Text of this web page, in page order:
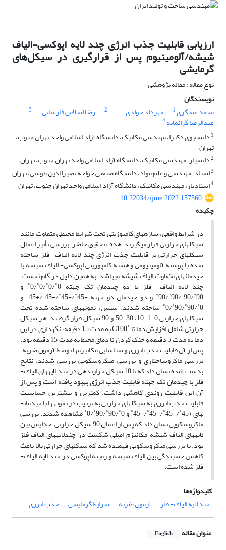
ارزیابی قابلیت جذب انرژی چند لایه اپوکسی-الیاف
شیشه/آلومینیوم پس از قرارگیری در سیکل‌های
گرمایشی
نوع مقاله : مقاله پژوهشی
نویسندگان
محمد عسکری1 مهرداد جوادی 2 رضا اسلامی فارسانی 3
عبدالرضا گرانمایه4
1 دانشجوی دکترا، مهندسی مکانیک، دانشگاه آزاد اسلامی واحد تهران جنوب،
تهران
2دانشیار، مهندسی مکانیک، دانشگاه آزاد اسلامی واحد تهران جنوب، تهران
3استاد، مهندسی و علم مواد، دانشگاه صنعتی خواجه نصیرالدین طوسی، تهران
4استادیار، مهندسی مکانیک، دانشگاه آزاد اسلامی واحد تهران جنوب، تهران
10.22034/ijme.2022.157560
چکیده
در شرایط واقعی، سازه­های کامپوزیتی تحت شرایط محیطی متفاوت مانند
سیکل­های حرارتی قرار می­گیرند. هدف تحقیق حاضر، بررسی تأثیر اعمال
سیکل­های حرارتی بر قابلیت جذب انرژی چند لایه الیاف- فلز ساخته
شده با پوسته آلومینیومی و هسته کامپوزیتی اپوکسی- الیاف شیشه با
چیدمان­های متفاوت الیاف شیشه می­باشد. به همین دلیل در گام نخست،
چند لایه الیاف- فلز با دو چیدمان تک جهته 0˚/0˚/0˚/0˚ و
90˚/90˚/90˚/90˚ و دو چیدمان دو جهته +45˚/-45˚/-45˚/+45˚ و
0˚/90˚/90˚/0˚ ساخته شدند. سپس، نمونه­های ساخته شده تحت
سیکل­های حرارتی 0، 1، 10، 30، 50 و 90 سیکل قرار گرفتند. هر سیکل
حرارتی شامل افزایش دما تا ˚C100 به مدت 15 دقیقه، نگه­داری در این
دما به مدت 5 دقیقه و خنک کردن تا دمای محیط به مدت 15 دقیقه بود.
پس از آن قابلیت جذب انرژی و شناسایی مکانیزم­ها توسط آزمون ضربه،
بررسی ماکروساختاری و بررسی میکروسکوپی بررسی شدند. نتایج
بدست آمده نشان داد که تا 10 سیکل حرارت­دهی در چند لایه­های الیاف-
فلز با چیدمان تک جهته قابلیت جذب انرژی بهبود یافته است و پس از
آن این قابلیت روندی کاهشی داشت. کم­ترین و بیش­ترین حساسیت
قابلیت جذب انرژی به سیکل­های حرارتی به ترتیب در نمونه­ها با چیدمان­
های +45˚/-45˚/-45˚/+45˚ و 0˚/90˚/90˚/0˚ مشاهده شدند. بررسی
ماکروسکوپی نشان داد که پس از اعمال 90 سیکل حرارتی، جدایش بین
لایه­های الیاف شیشه مکانیزم اصلی شکست در چندلایه­های الیاف فلز
بود. با بررسی میکروسکوپی فهمیده شد که سیکل­های حرارتی بالا باعث
کاهش چسبندگی بین الیاف شیشه و زمینه اپوکسی در چند لایه الیاف-
فلز شده است.
کلیدواژه‌ها
چند لایه الیاف- فلز
آزمون ضربه شرایط گرمایشی جذب انرژی
عنوان مقاله English